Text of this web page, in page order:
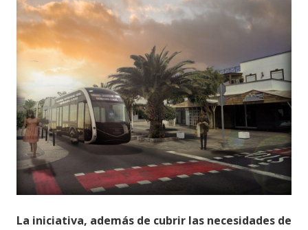
La iniciativa, además de cubrir las necesidades de